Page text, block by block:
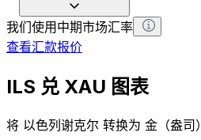
我们使用中期市场汇率
查看汇款报价
ILS 兑 XAU 图表
将 以色列谢克尔 转换为 金（盎司）